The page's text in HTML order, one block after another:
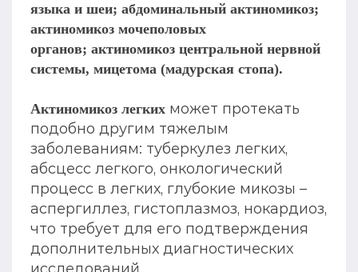
языка и шеи; абдоминальный актиномикоз;
актиномикоз мочеполовых
органов; актиномикоз центральной нервной
системы, мицетома (мадурская стопа).
Актиномикоз легких может протекать
подобно другим тяжелым
заболеваниям: туберкулез легких,
абсцесс легкого, онкологический
процесс в легких, глубокие микозы –
аспергиллез, гистоплазмоз, нокардиоз,
что требует для его подтверждения
дополнительных диагностических